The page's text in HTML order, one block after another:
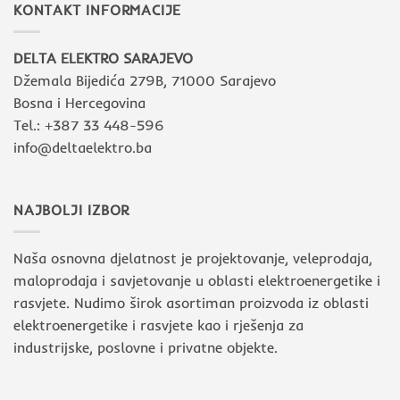
KONTAKT INFORMACIJE
DELTA ELEKTRO SARAJEVO
Džemala Bijedića 279B, 71000 Sarajevo
Bosna i Hercegovina
Tel.: +387 33 448-596
info@deltaelektro.ba
NAJBOLJI IZBOR
Naša osnovna djelatnost je projektovanje, veleprodaja,
maloprodaja i savjetovanje u oblasti elektroenergetike i
rasvjete. Nudimo širok asortiman proizvoda iz oblasti
elektroenergetike i rasvjete kao i rješenja za
industrijske, poslovne i privatne objekte.